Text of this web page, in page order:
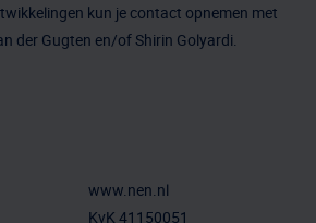
kun je contact opnemen met
der Gugten en/of Shirin Golyardi.
www.nen.nl
KvK 41150051